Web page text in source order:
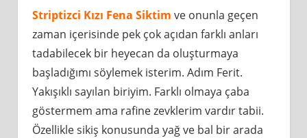
Striptizci Kızı Fena Siktim ve onunla geçen
zaman içerisinde pek çok açıdan farklı anları
tadabilecek bir heyecan da oluşturmaya
başladığımı söylemek isterim. Adım Ferit.
Yakışıklı sayılan biriyim. Farklı olmaya çaba
göstermem ama rafine zevklerim vardır tabii.
Özellikle sikiş konusunda yağ ve bal bir arada